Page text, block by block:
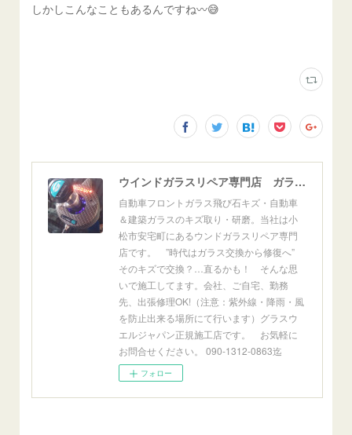
しかしこんなこともあるんですね〰😅
ウインドガラスリペア専門店 ガラスリペア・ヨシダ グラスウェルドジャパン 正規施工店 小松市
自動車フロントガラス飛び石キズ・自動車
＆建築ガラスのキズ取り・研磨。当社は小
松市安宅町にあるウンドガラスリペア専門
店です。 ”時代はガラス交換から修復へ”
そのキズで交換？…直るかも！ そんな思
いで施工してます。会社、ご自宅、勤務
先、出張修理OK!（注意：紫外線・降雨・風
を防止出来る場所にて行います）グラスウ
エルジャパン正規施工店です。 お気軽に
お問合せください。 090-1312-0863迄
フォロー